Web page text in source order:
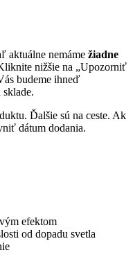
aktuálne nemáme žiadne
nižšie na „Upozorniť
budeme ihneď
Ďalšie sú na ceste. Ak
dátum dodania.
efektom
od dopadu svetla